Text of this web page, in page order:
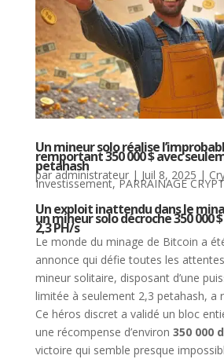
Un mineur solo réalise
remportant 350 000 $ avec
petahash
paradministrateur| Juil 8, 2025 |
Investissement,PARRAINAGE
Un exploit inattendu dans le
un mineur solo décroche 350 000
2,3 PH/s
Le monde du minage de Bitcoin a
annonce qui défie toutes les
mineur solitaire, disposant d’une
limitée à seulement 2,3 petahash, a
Ce héros discret a validé un bloc
une récompense d’environ 350 000
victoire qui semble presque